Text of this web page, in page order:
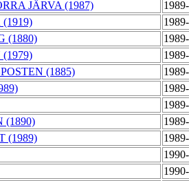
JÄRVA (1987)
(1880)
(1885)
(1890)
(1989)